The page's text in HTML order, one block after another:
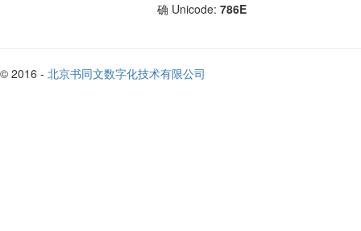
确 Unicode: 786E
© 2016 - 北京书同文数字化技术有限公司